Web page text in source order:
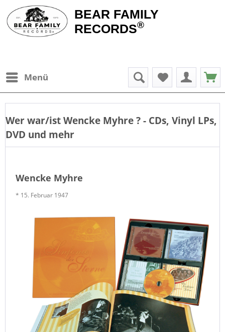
BEAR FAMILY
RECORDS®
Menü
Wer war/istWencke Myhre? - CDs, Vinyl LPs,
DVD und mehr
Wencke Myhre
* 15. Februar 1947